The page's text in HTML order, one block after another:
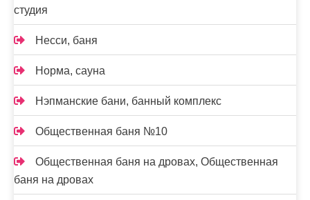
студия
Несси, баня
Норма, сауна
Нэпманские бани, банный комплекс
Общественная баня №10
Общественная баня на дровах, Общественная
баня на дровах